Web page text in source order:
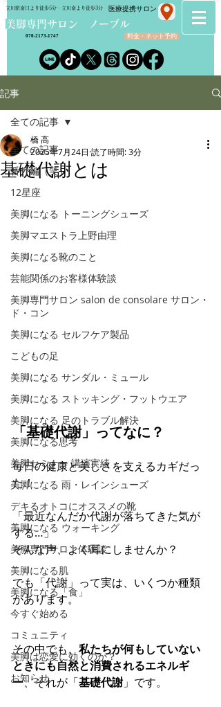
​美脚専門サロン ノーブル
立川駅南口より徒歩5分・立川南より徒歩3分
料金・ネット予約
070-2173-1747
​医療提携サロン
記事
全ての記事
番外編（笑）
12星座
美脚になる トーニングシューズ
美脚マエストラ上野由理
美脚になる靴のこと
芸能関係のお客様体験談
美脚専門サロン salon de consolare サロン・
ド・コン
美脚になる セルフケア製品
こどもの足
美脚になる サンダル・ミュール
美脚になる ストッキング・フットウエア
美脚になる 足のトラブル解決
美脚になる思考
美脚セミナー 講演実績
美脚になる 雨・レインシューズ
デキるオトコにオススメの靴
美脚になる ウォーキング
美脚専門サロン体験談
美脚になる肌
美脚になる「食」
今すぐ始める
コミュニティ
美脚は恋愛に効くのか？
お知らせ
全ての記事
基礎代謝とは
橋 高
2025年7月24日 読了時間: 3分
「基礎代謝」ってなに？
毎日の健康と美しさを支えるカギだっ
た！
「最近なんだか代謝が落ちてきた気が
する…」
そんな声、よく耳にしませんか？
でも「代謝」って実は、いくつか種類
があります。
その中でも、私たちが何もしていない
ときにも自然と消費されるエネルギ
ー、それが「基礎代謝」です。